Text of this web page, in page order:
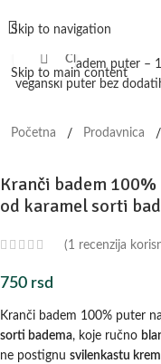
Skip to navigation
Skip to main content
Click to enlarge
Početna / Prodavnica /
Kranči badem
od karamel sorti
(1 recenzija
750 rsd
Kranči badem 100% puter
sorti badema, koje ručno
ne postignu svilenkastu